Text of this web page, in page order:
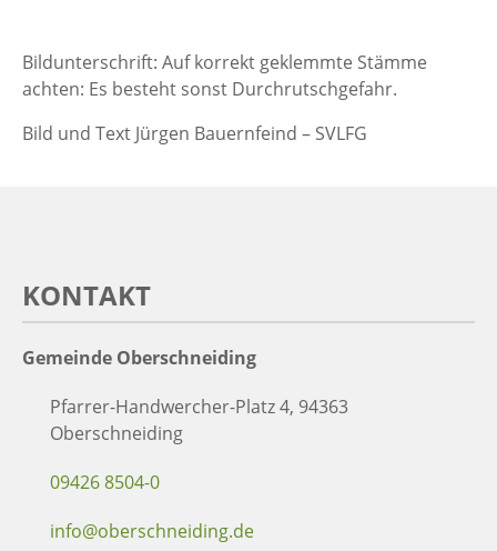
Bildunterschrift: Auf korrekt geklemmte Stämme
achten: Es besteht sonst Durchrutschgefahr.
Bild und Text Jürgen Bauernfeind – SVLFG
KONTAKT
Gemeinde Oberschneiding
Pfarrer-Handwercher-Platz 4, 94363
Oberschneiding
09426 8504-0
info@oberschneiding.de